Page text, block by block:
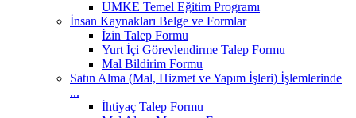
UMKE Temel Eğitim Programı
İnsan Kaynakları Belge ve Formlar
İzin Talep Formu
Yurt İçi Görevlendirme Talep Formu
Mal Bildirim Formu
Satın Alma (Mal, Hizmet ve Yapım İşleri) İşlemlerinde
...
İhtiyaç Talep Formu